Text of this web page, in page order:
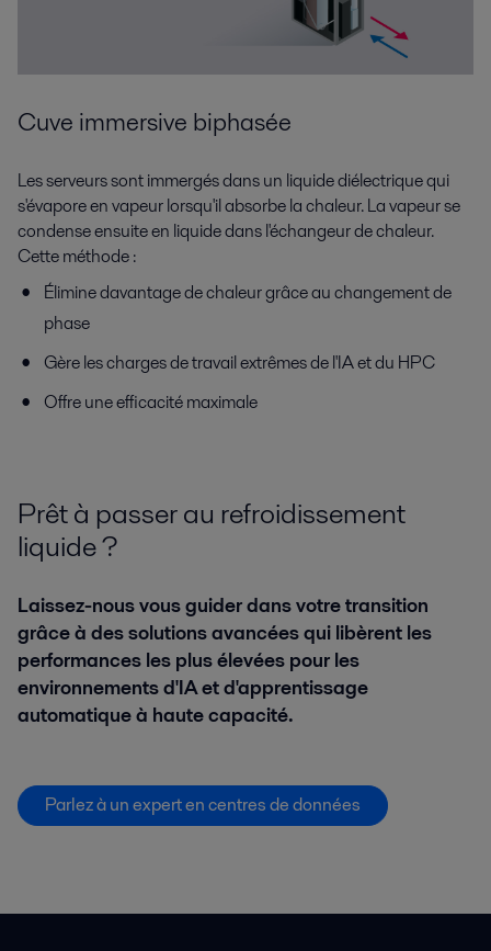
Cuve immersive biphasée
Les serveurs sont immergés dans un liquide diélectrique qui
s'évapore en vapeur lorsqu'il absorbe la chaleur. La vapeur se
condense ensuite en liquide dans l'échangeur de chaleur.
Cette méthode :
Élimine davantage de chaleur grâce au changement de
phase
Gère les charges de travail extrêmes de l'IA et du HPC
Offre une efficacité maximale
Prêt à passer au refroidissement
liquide ?
Laissez-nous vous guider dans votre transition
grâce à des solutions avancées qui libèrent les
performances les plus élevées pour les
environnements d'IA et d'apprentissage
automatique à haute capacité.
Parlez à un expert en centres de données